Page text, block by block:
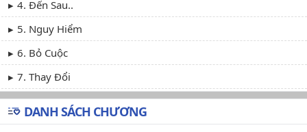
4. Đến Sau..
5. Nguy Hiểm
6. Bỏ Cuộc
7. Thay Đổi
DANH SÁCH CHƯƠNG